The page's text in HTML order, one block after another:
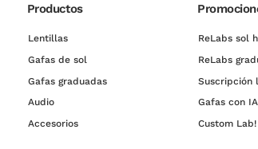
Productos
Lentillas
Gafas de sol
Gafas graduadas
Audio
Accesorios
ReLabs sol
ReLabs
Suscripción
Gafas con IA
Custom Lab!